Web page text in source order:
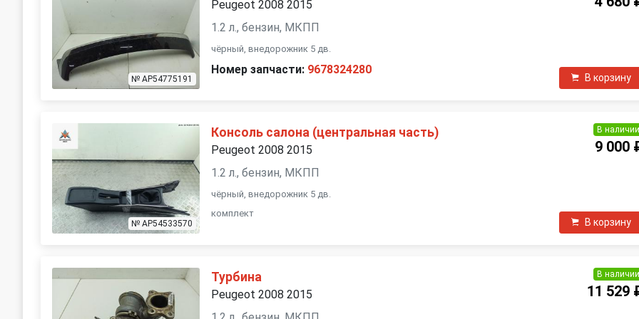
№ AP54775191
Peugeot 2008 2015
1.2 л., бензин, МКПП
чёрный, внедорожник 5 дв.
Номер запчасти: 9678324280
В корзину
№ AP54533570
Консоль салона (центральная часть)
Peugeot 2008 2015
1.2 л., бензин, МКПП
чёрный, внедорожник 5 дв.
комплект
В наличии
9 000
В корзину
Турбина
Peugeot 2008 2015
В наличии
11 529